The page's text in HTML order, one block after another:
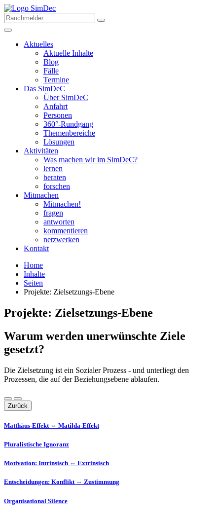
Aktuelles
Aktuelle Inhalte
Blog
Fälle
Termine
Das SimDeC
Über SimDeC
Anfahrt
Personen
360°-Rundgang
Themenbereiche
Lösungen
Aktivitäten
Was machen wir im SimDeC?
lernen
beraten
forschen
Mitmachen
Mitmachen!
fragen
antworten
kommentieren
netzwerken
Kontakt
Home
Inhalte
Seiten
Projekte: Zielsetzungs-Ebene
Projekte: Zielsetzungs-Ebene
Warum werden unerwünschte Ziele
gesetzt?
Die Zielsetzung ist ein Sozialer Prozess - und unterliegt den
Prozessen, die auf der Beziehungsebene ablaufen.
Zurück
Matthäus-Effekt ⇔ Matilda-Effekt
Pluralistische Ignoranz
Motivation: Intrinsisch ⇔ Extrinsisch
Entscheidungen: Konflikt ⇔ Zustimmung
Organisational Silence